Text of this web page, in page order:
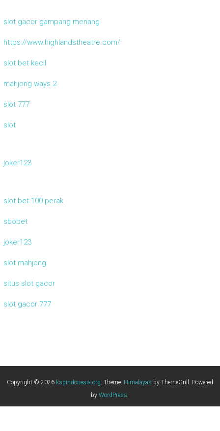
slot gacor gampang menang
https://www.highlandstheatre.com/
slot bet kecil
mahjong ways 2
slot 777
slot
joker123
slot bet 100 perak
sbobet
joker123
slot mahjong
situs slot gacor
slot gacor 777
Copyright © 2026 kspindonesia.org. Theme: Himalayas by ThemeGrill. Powered
byWordPress.